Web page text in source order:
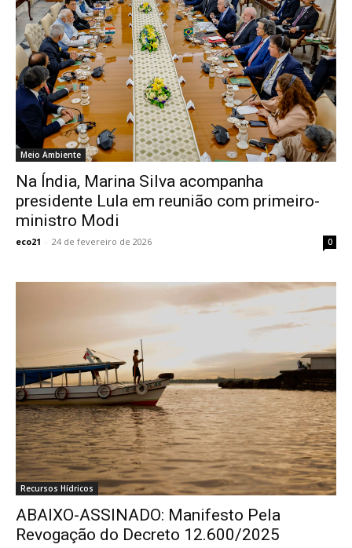
Meio Ambiente
Na Índia, Marina Silva acompanha
presidente Lula em reunião com primeiro-
ministro Modi
eco21 - 24 de fevereiro de 2026 0
Recursos Hídricos
ABAIXO-ASSINADO: Manifesto Pela
Revogação do Decreto 12.600/2025